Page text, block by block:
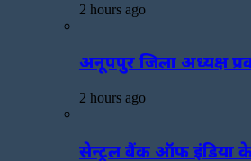
2 hours ago
अनूपपुर जिला अध्यक्ष
2 hours ago
सेन्ट्रल बैंक ऑफ इंडिया के